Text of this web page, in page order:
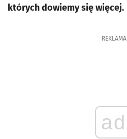
których dowiemy się więcej.
REKLAMA
ad